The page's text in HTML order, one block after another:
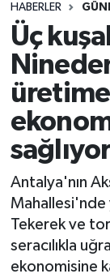
HABERLER
Üç
Antalya'nın
Mahallesi'nde
Tekerek ve
seracılıkla
ekonomisine
Gündem
Ekonomi
Siyaset
Spor
Dünya
Eğitim
Kültür
Magazin
Medya
Sağlık
Gizlilik
Merkez
Süper Lig
Tüm
Son
Haber